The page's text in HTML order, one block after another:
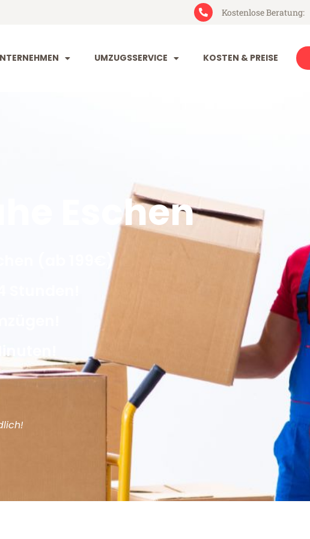
Kostenlose Beratung:
UMZUGSSERVICE KOSTEN & PREISE
Eschen
(ab 199€)